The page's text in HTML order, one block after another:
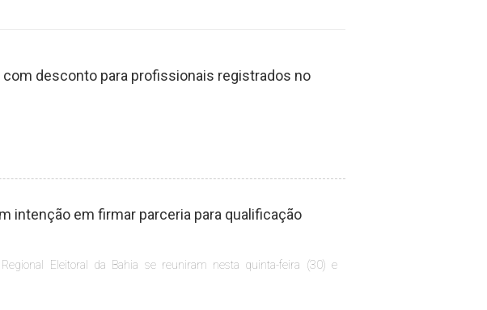
com desconto para profissionais registrados no
intenção em firmar parceria para qualificação
Eleitoral da Bahia se reuniram nesta quinta-feira (30) e